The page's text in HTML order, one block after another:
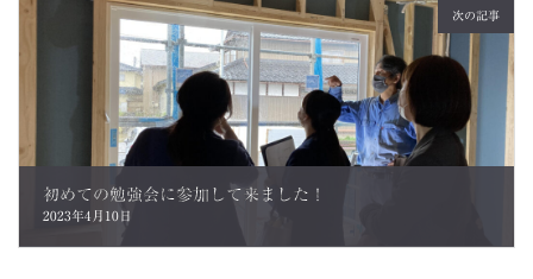
次の記事
初めての勉強会に参加して来ました！
2023年4月10日